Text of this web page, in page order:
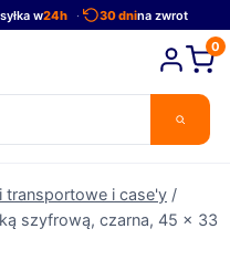
w24h 30 dnina zwrot
0
transportowe i case'y /
szyfrową, czarna, 45 x 33